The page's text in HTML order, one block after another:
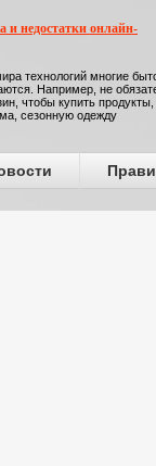
и недостатки онлайн-
технологий многие
Например, не
чтобы купить продукты,
сезонную одежду